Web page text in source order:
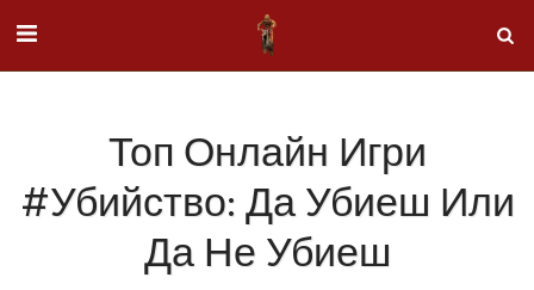
Топ Онлайн Игри
#Убийство: Да Убиеш Или
Да Не Убиеш